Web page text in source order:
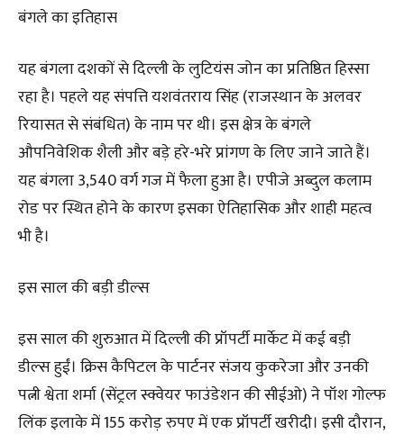
बंगले का इतिहास
यह बंगला दशकों से दिल्ली के लुटियंस जोन का प्रतिष्ठित हिस्सा
रहा है। पहले यह संपत्ति यशवंतराय सिंह (राजस्थान के अलवर
रियासत से संबंधित) के नाम पर थी। इस क्षेत्र के बंगले
औपनिवेशिक शैली और बड़े हरे-भरे प्रांगण के लिए जाने जाते हैं।
यह बंगला 3,540 वर्ग गज में फैला हुआ है। एपीजे अब्दुल कलाम
रोड पर स्थित होने के कारण इसका ऐतिहासिक और शाही महत्व
भी है।
इस साल की बड़ी डील्स
इस साल की शुरुआत में दिल्ली की प्रॉपर्टी मार्केट में कई बड़ी
डील्स हुईं। क्रिस कैपिटल के पार्टनर संजय कुकरेजा और उनकी
पत्नी श्वेता शर्मा (सेंट्रल स्क्वेयर फाउंडेशन की सीईओ) ने पॉश गोल्फ
लिंक इलाके में 155 करोड़ रुपए में एक प्रॉपर्टी खरीदी। इसी दौरान,